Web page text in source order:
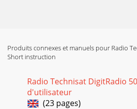
Produits connexes et manuels pour Radio
Short instruction
Radio Technisat DigitRadio
d'utilisateur
(23 pages)